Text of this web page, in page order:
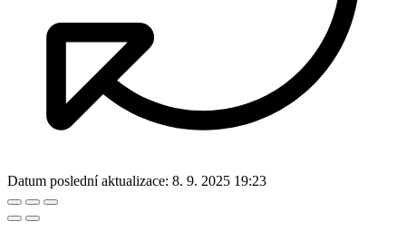
Datum poslední aktualizace: 8. 9. 2025 19:23